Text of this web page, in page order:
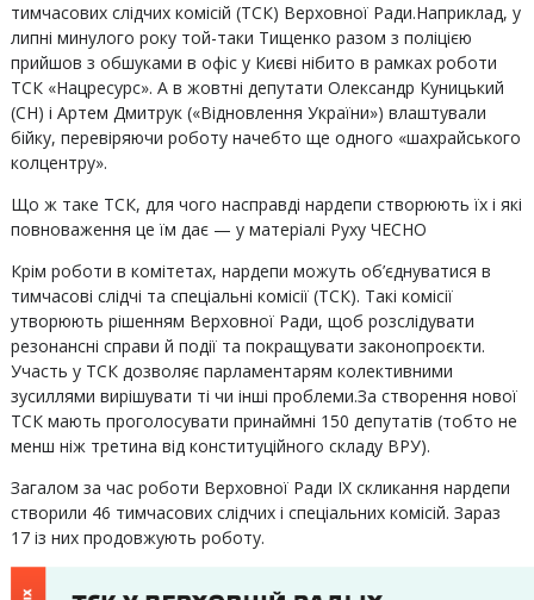
тимчасових слідчих комісій (ТСК) Верховної Ради.Наприклад, у
липні минулого року той-таки Тищенко разом з поліцією
прийшов з обшуками в офіс у Києві нібито в рамках роботи
ТСК «Нацресурс». А в жовтні депутати Олександр Куницький
(СН) і Артем Дмитрук («Відновлення України») влаштували
бійку, перевіряючи роботу начебто ще одного «шахрайського
колцентру».
Що ж таке ТСК, для чого насправді нардепи створюють їх і які
повноваження це їм дає — у матеріалі Руху ЧЕСНО
Крім роботи в комітетах, нардепи можуть об’єднуватися в
тимчасові слідчі та спеціальні комісії (ТСК). Такі комісії
утворюють рішенням Верховної Ради, щоб розслідувати
резонансні справи й події та покращувати законопроєкти.
Участь у ТСК дозволяє парламентарям колективними
зусиллями вирішувати ті чи інші проблеми.За створення нової
ТСК мають проголосувати принаймні 150 депутатів (тобто не
менш ніж третина від конституційного складу ВРУ).
Загалом за час роботи Верховної Ради IX скликання нардепи
створили 46 тимчасових слідчих і спеціальних комісій. Зараз
17 із них продовжують роботу.